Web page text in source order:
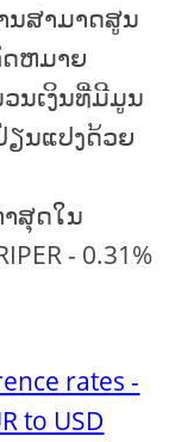
ນສາມາດສູນ
ດຫມາຍ
ນເງິນທີ່ມີມູນ
ຽນແປງດ້ວຍ
ສຸດໃນ
- 0.31%
rates -
to USD